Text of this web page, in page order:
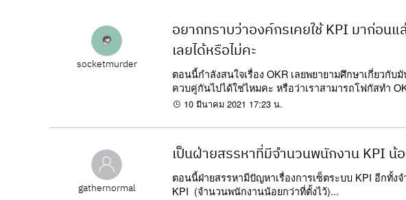
socketmurder
อยากทราบว่าองค์กรเคยใช้ KPI มาก่อนแ
เลยได้หรือไม่คะ
ตอนนี้กำลังสนใจเรื่อง OKR เลยพยายามศึกษาเกี่ยวกั
ควบคู่กันไปได้ใช่ไหมคะ หรือว่าเราสามารถโฟกัสทำ
10 มีนาคม 2021 17:23 น.
gathernormal
เป็นฝ่ายสรรหาที่มีจำนวนพนักงาน KPI น้
ตอนนี้ฝ่ายสรรหามีปัญหาเรื่องการเซ็ตระบบ KPI อีกทั้
KPI (จำนวนพนักงานน้อยกว่าที่ตั้งไว้)...